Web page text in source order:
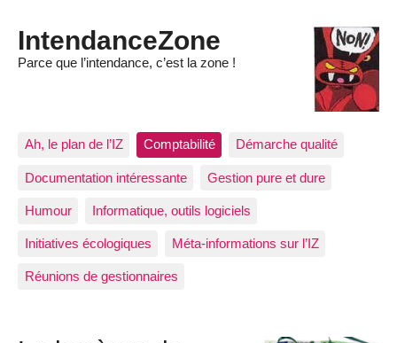
IntendanceZone
Parce que l’intendance, c’est la zone !
Ah, le plan de l’IZ Comptabilité Démarche qualité
Documentation intéressante Gestion pure et dure
Humour Informatique, outils logiciels
Initiatives écologiques Méta-informations sur l’IZ
Réunions de gestionnaires